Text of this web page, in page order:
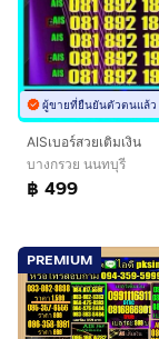
ผู้ขายที่ยืนยันตัวตนแล้ว
AISเบอร์สวยเติมเงิน
บางกรวย นนทบุรี
฿ 499
PREMIUM